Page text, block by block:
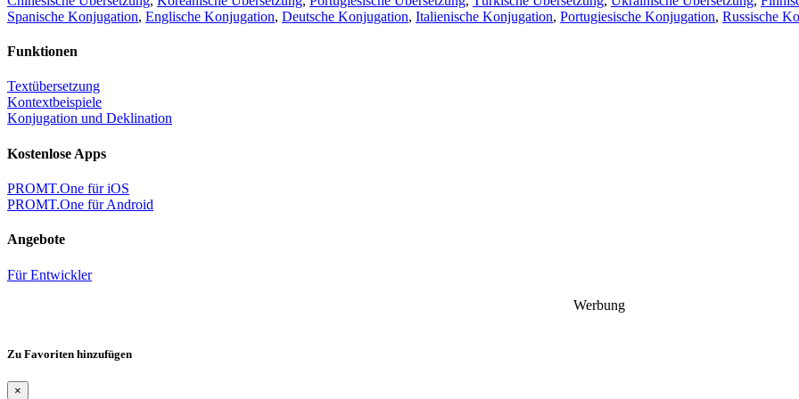
Spanische Konjugation, Englische Konjugation, Deutsche Konjugation, Italienische Konjugation, Portugiesische Konjugation, Russische
Funktionen
Textübersetzung
Kontextbeispiele
Konjugation und Deklination
Kostenlose Apps
PROMT.One für iOS
PROMT.One für Android
Angebote
Für Entwickler
Werbung
Zu Favoriten hinzufügen
×